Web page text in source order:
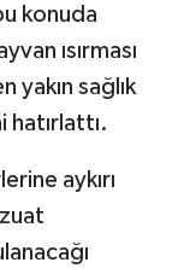
konuda
ısırması
yakın sağlık
hatırlattı.
aykırı